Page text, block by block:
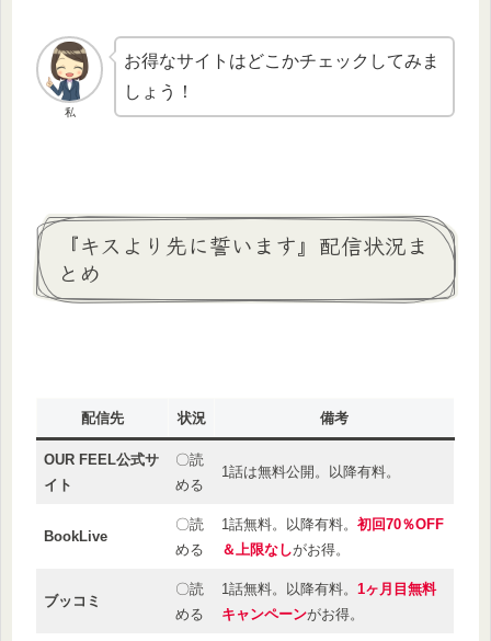
私
お得なサイトはどこかチェックしてみま
しょう！
『キスより先に誓います』配信状況ま
とめ
配信先 状況 備考
OUR FEEL公式サ
イト
〇読
める
1話は無料公開。以降有料。
BookLive
〇読
める
1話無料。以降有料。初回70％OFF
＆上限なしがお得。
ブッコミ
〇読
める
1話無料。以降有料。1ヶ月目無料
キャンペーンがお得。